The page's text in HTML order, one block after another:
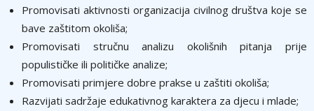
Promovisati aktivnosti organizacija civilnog društva koje se
bave zaštitom okoliša;
Promovisati stručnu analizu okolišnih pitanja prije
populističke ili političke analize;
Promovisati primjere dobre prakse u zaštiti okoliša;
Razvijati sadržaje edukativnog karaktera za djecu i mlade;